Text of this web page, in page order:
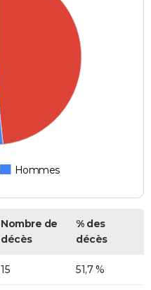
Hommes
Nombre de
décès
% des
décès
15 51,7 %